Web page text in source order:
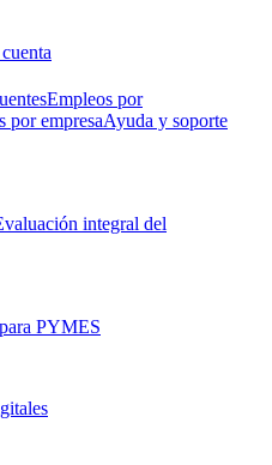
Empleos por
por empresaAyuda y soporte
integral del
PYMES